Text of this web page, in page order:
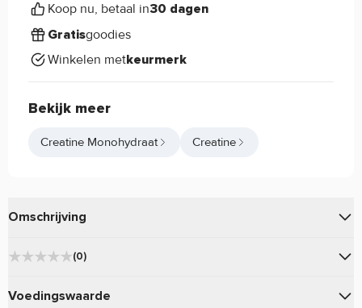
Koop nu, betaal in30 dagen
Gratisgoodies
Winkelen metkeurmerk
Bekijk meer
Creatine Monohydraat Creatine
Omschrijving
Creatine Monohydrate Pure Tabs
prijs!
(0)
★★★★★
Voedingswaarde